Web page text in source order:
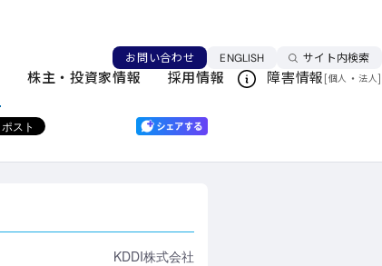
お問い合わせ ENGLISH言語を切り替える
サイト内検索
株主・投資家情報 採用情報 障害情報[個人 ・ 法人]
ニュースリリース一覧
KDDI株式会社